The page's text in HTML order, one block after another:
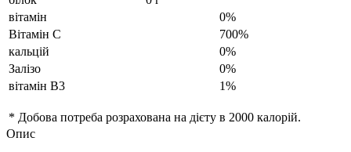
вітамін
0%
Вітамін С
700%
кальцій
0%
Залізо
0%
вітамін B3
1%
* Добова потреба розрахована на дієту в 2000 калорій.
Опис